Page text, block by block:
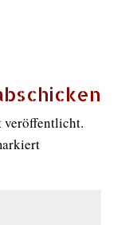
veröffentlicht.